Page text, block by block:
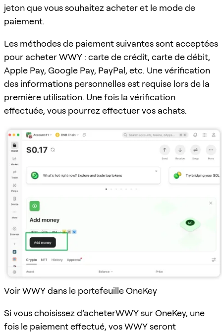
jeton que vous souhaitez acheter et le mode de
paiement.
Les méthodes de paiement suivantes sont acceptées
pour acheter WWY : carte de crédit, carte de débit,
Apple Pay, Google Pay, PayPal, etc. Une vérification
des informations personnelles est requise lors de la
première utilisation. Une fois la vérification
effectuée, vous pourrez effectuer vos achats.
Voir WWY dans le portefeuille OneKey
Si vous choisissez d’acheterWWY sur OneKey, une
fois le paiement effectué, vos WWY seront